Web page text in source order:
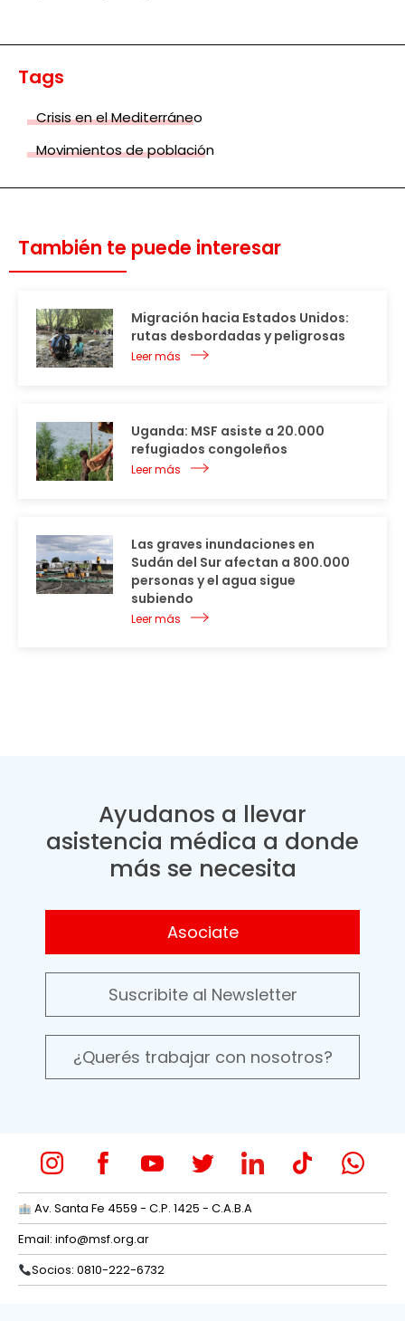
Tags
Crisis en el Mediterráneo
Movimientos de población
También te puede interesar
Migración hacia Estados Unidos:
rutas desbordadas y peligrosas
Leer más
Uganda: MSF asiste a 20.000
refugiados congoleños
Leer más
Las graves inundaciones en
Sudán del Sur afectan a 800.000
personas y el agua sigue
subiendo
Leer más
Ayudanos a llevar
asistencia médica a donde
más se necesita
Asociate
Suscribite al Newsletter
¿Querés trabajar con nosotros?
Av. Santa Fe 4559 - C.P. 1425 - C.A.B.A
Email: info@msf.org.ar
Socios: 0810-222-6732